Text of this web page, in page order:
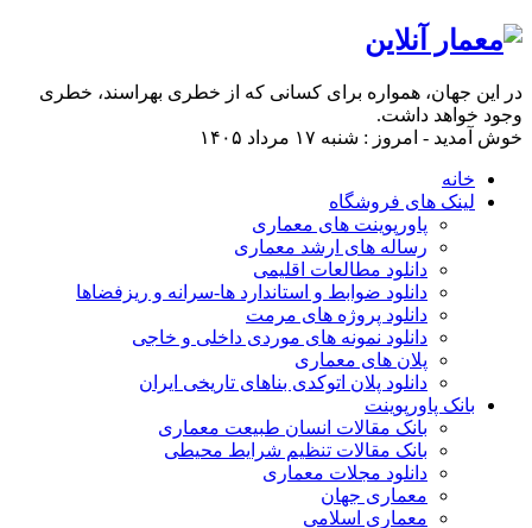
در این جهان، همواره برای كسانی كه از خطری بهراسند، خطری
وجود خواهد داشت.
خوش آمدید - امروز : شنبه ۱۷ مرداد ۱۴۰۵
خانه
لینک های فروشگاه
پاورپوینت های معماری
رساله های ارشد معماری
دانلود مطالعات اقلیمی
دانلود ضوابط و استاندارد ها-سرانه و ریزفضاها
دانلود پروژه های مرمت
دانلود نمونه های موردی داخلی و خاجی
پلان های معماری
دانلود پلان اتوکدی بناهای تاریخی ایران
بانک پاورپوینت
بانک مقالات انسان طبیعت معماری
بانک مقالات تنظیم شرایط محیطی
دانلود مجلات معماری
معماری جهان
معماری اسلامی